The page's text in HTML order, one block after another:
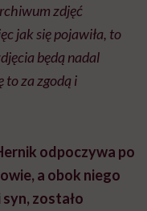
zdjęć
jak się pojawiła, to
będą nadal
to za zgodą i
odpoczywa po
a obok niego
zostało